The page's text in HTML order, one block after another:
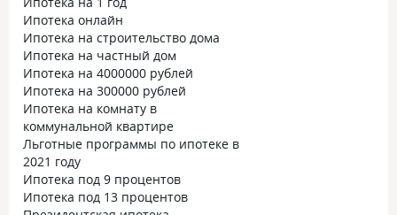
Ипотека онлайн
Ипотека на строительство дома
Ипотека на частный дом
Ипотека на 4000000 рублей
Ипотека на 300000 рублей
Ипотека на комнату в
коммунальной квартире
Льготные программы по ипотеке в
2021 году
Ипотека под 9 процентов
Ипотека под 13 процентов